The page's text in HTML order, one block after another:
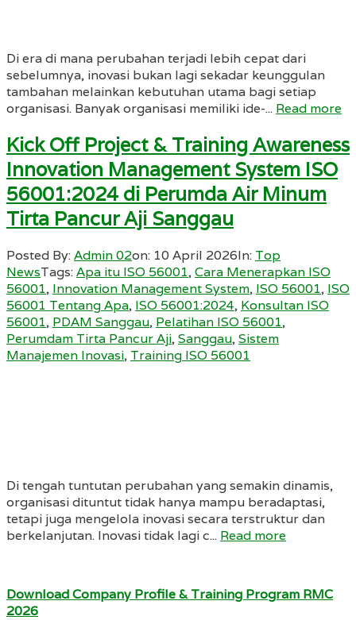
Di era di mana perubahan terjadi lebih cepat dari
sebelumnya, inovasi bukan lagi sekadar keunggulan
tambahan melainkan kebutuhan utama bagi setiap
organisasi. Banyak organisasi memiliki ide-... Read more
Kick Off Project & Training Awareness
Innovation Management System ISO
56001:2024 di Perumda Air Minum
Tirta Pancur Aji Sanggau
Posted By:Admin 02on: 10 April 2026In: Top
NewsTags:Apa itu ISO 56001,Cara Menerapkan ISO
56001, Innovation Management System, ISO 56001, ISO
56001 Tentang Apa, ISO 56001:2024, Konsultan ISO
56001, PDAM Sanggau, Pelatihan ISO 56001,
Perumdam Tirta Pancur Aji,Sanggau,Sistem
Manajemen Inovasi, Training ISO 56001
Di tengah tuntutan perubahan yang semakin dinamis,
organisasi dituntut tidak hanya mampu beradaptasi,
tetapi juga mengelola inovasi secara terstruktur dan
berkelanjutan. Inovasi tidak lagi c... Read more
Download Company Profile & Training Program RMC
2026